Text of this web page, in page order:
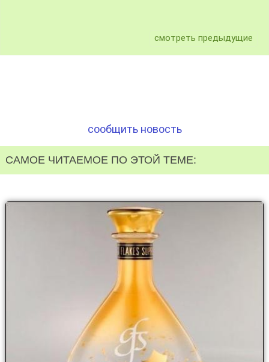
смотреть предыдущие
сообщить новость
САМОЕ ЧИТАЕМОЕ ПО ЭТОЙ ТЕМЕ: